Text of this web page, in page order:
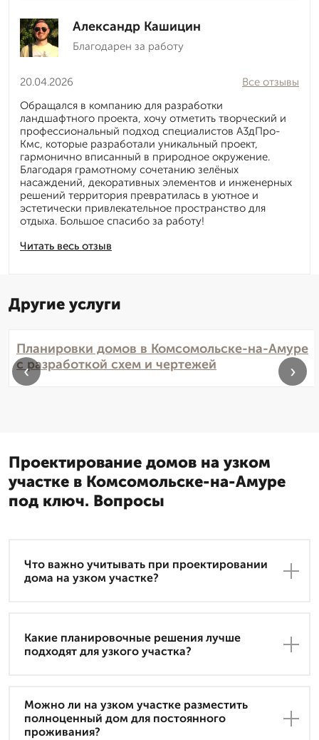
Александр Кашицин
Благодарен за работу
20.04.2026
Читать весь отзыв
Все отзывы
Обращался в компанию для разработки
ландшафтного проекта, хочу отметить творческий и
профессиональный подход специалистов А3дПро-
Кмс, которые разработали уникальный проект,
гармонично вписанный в природное окружение.
Благодаря грамотному сочетанию зелёных
насаждений, декоративных элементов и инженерных
решений территория превратилась в уютное и
эстетически привлекательное пространство для
отдыха. Большое спасибо за работу!
Другие услуги
Планировки домов в Комсомольске-на-Амуре
с разработкой схем и чертежей
‹ ›
Проектирование домов на узком
участке в Комсомольске-на-Амуре
под ключ. Вопросы
Что важно учитывать при проектировании
дома на узком участке?
Какие планировочные решения лучше
подходят для узкого участка?
Можно ли на узком участке разместить
полноценный дом для постоянного
проживания?